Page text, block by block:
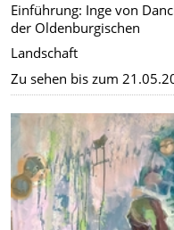
Einführung: Inge von
der Oldenburgischen
Landschaft
Zu sehen bis zum